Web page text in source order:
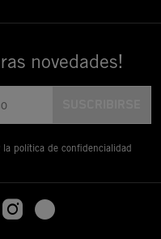
novedades!
la política de confidencialidad